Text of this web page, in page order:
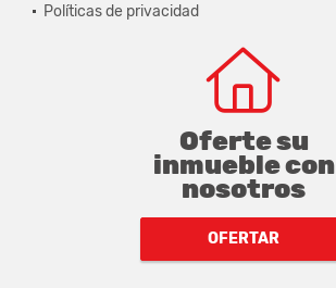
Políticas de privacidad
Oferte su
inmueble con
nosotros
OFERTAR